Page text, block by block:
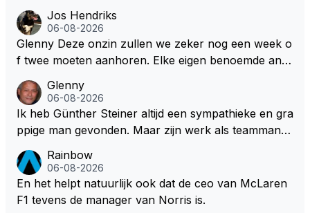
het opknappen van circuits en geld voor de FOM o
m maar die F1 licentie binnen te halen. Dit terwijl dez
e Afrikaanse landen allemaal nog steeds flink wat on
Jos Hendriks
06-08-2026
Glenny Deze onzin zullen we zeker nog een week o
f twee moeten aanhoren. Elke eigen benoemde anali
aan het einde van het liedje zitten ze er allemaal naa
st Dus glenny sterkte met deze bullshit lezen
Glenny
06-08-2026
Ik heb Günther Steiner altijd een sympathieke en gra
ppige man gevonden. Maar zijn werk als teammanag
oit veel indruk gemaakt. Voor mij persoonlijk lijkt hij d
ezelfde weg te bewandelen als analist. En dat is niet
vanwege zijn persoonlijke Top-3. Hij blijft sympathie
Rainbow
06-08-2026
En het helpt natuurlijk ook dat de ceo van McLaren
F1 tevens de manager van Norris is.